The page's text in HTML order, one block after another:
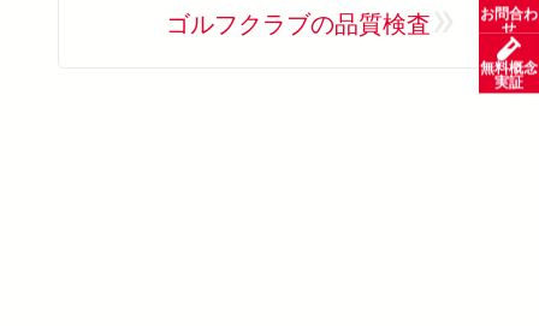
ゴルフクラブの品質検査
お問合わ
せ
無料概念
実証